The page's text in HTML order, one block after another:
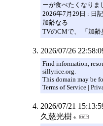
ーが食べたくなりま
2026年7月29日 : 日記
加齢なる
TVのCMで、 「加
2026/07/26
Find information,
sillyrice.org.
This domain may be
Terms of Service |
2026/07/21
久慈光樹